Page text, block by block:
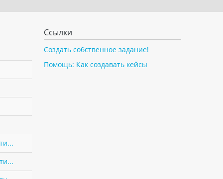
Ссылки
Создать собственное задание!
Помощь: Как создавать кейсы